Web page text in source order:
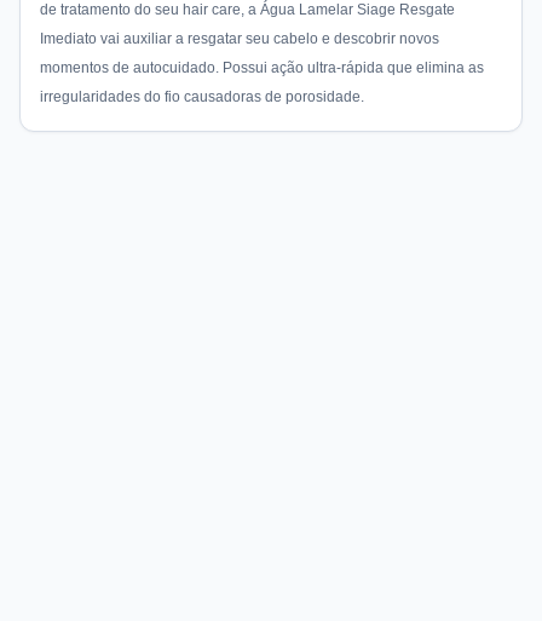
de tratamento do seu hair care, a Água Lamelar Siage Resgate
Imediato vai auxiliar a resgatar seu cabelo e descobrir novos
momentos de autocuidado. Possui ação ultra-rápida que elimina as
irregularidades do fio causadoras de porosidade.